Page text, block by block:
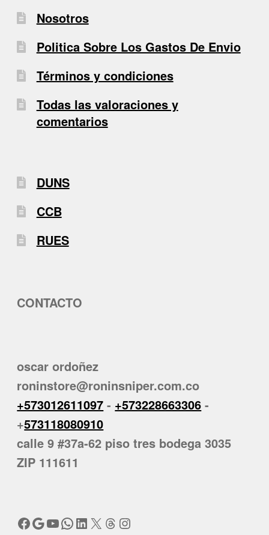
Nosotros
Politica Sobre Los Gastos De Envio
Términos y condiciones
Todas las valoraciones y
comentarios
DUNS
CCB
RUES
CONTACTO
oscar ordoñez
roninstore@roninsniper.com.co
+573012611097 - +573228663306 -
+573118080910
calle 9 #37a-62 piso tres bodega 3035
ZIP 111611
Facebook
Google
YouTube
WhatsApp
LinkedIn
X Threads
Instagram